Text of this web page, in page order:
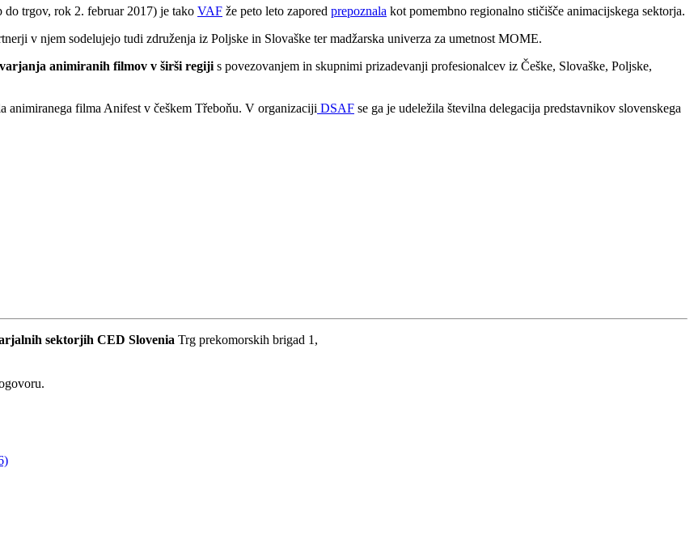
do trgov, rok 2. februar 2017) je tako VAF že peto leto zapored prepoznala kot pomembno regionalno stičišče animacijskega sektorja.
v njem sodelujejo tudi združenja iz Poljske in Slovaške ter madžarska univerza za umetnost MOME.
animiranih filmov v širši regiji s povezovanjem in skupnimi prizadevanji profesionalcev iz Češke, Slovaške, Poljske,
animiranega filma Anifest v češkem Třeboňu. V organizaciji DSAF se ga je udeležila številna delegacija predstavnikov slovenskega
sektorjih CED Slovenia Trg prekomorskih brigad 1,